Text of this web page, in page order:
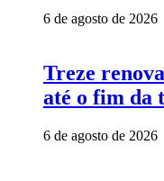
6 de agosto de 2026
Treze
até o fim da
6 de agosto de 2026